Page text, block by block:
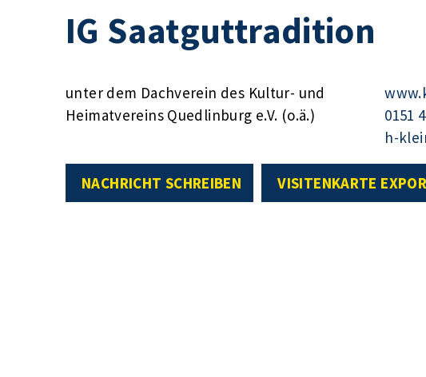
IG Saatguttradition
unter dem Dachverein des Kultur- und
Heimatvereins Quedlinburg e.V. (o.ä.)
0151
h-
NACHRICHT SCHREIBEN VISITENKARTE